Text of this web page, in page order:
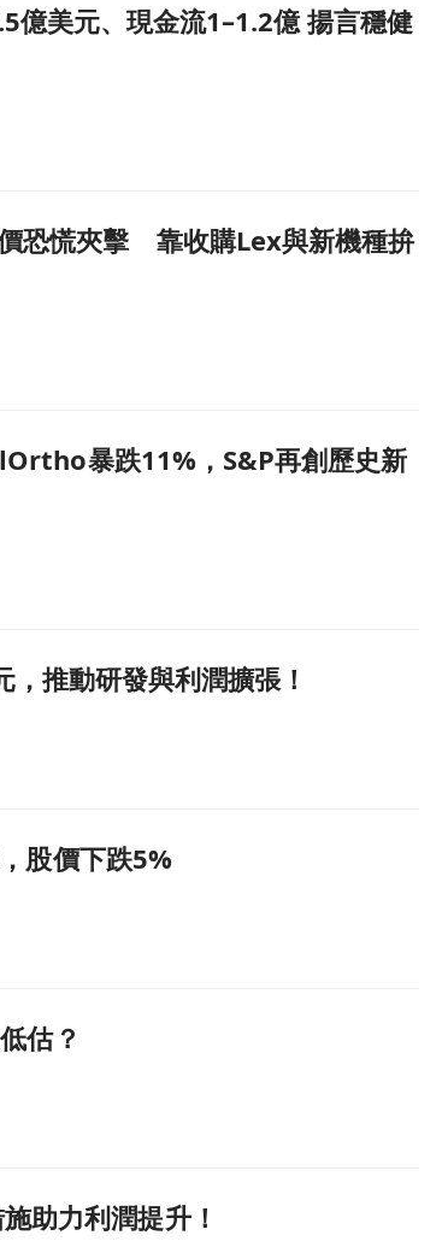
陰影籠罩頁面
美元、現金流1–1.2億 揚言穩健
面恐慌夾擊 靠收購Lex與新機種拚
暴跌11%，S&P再創歷史新
推動研發與利潤擴張！
股價下跌5%
估？
助力利潤提升！